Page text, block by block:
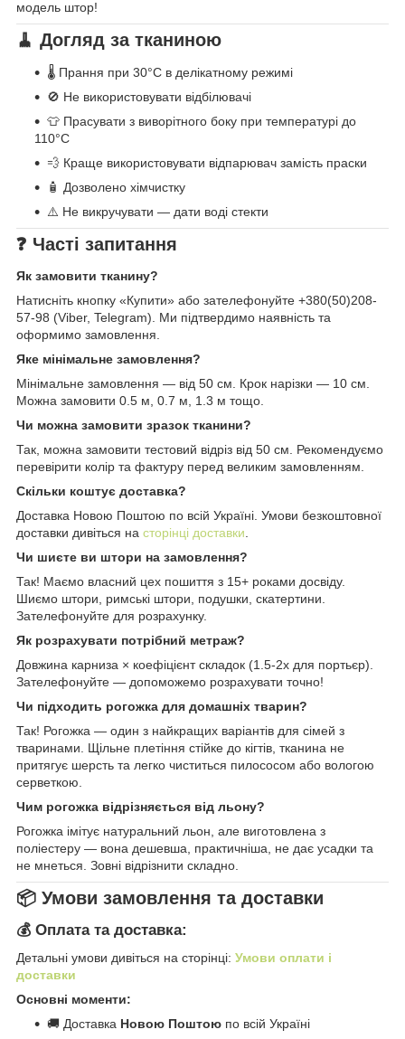
модель штор!
🧹 Догляд за тканиною
🌡️ Прання при 30°C в делікатному режимі
🚫 Не використовувати відбілювачі
👕 Прасувати з виворітного боку при температурі до
110°C
💨 Краще використовувати відпарювач замість праски
🧴 Дозволено хімчистку
⚠️ Не викручувати — дати воді стекти
❓ Часті запитання
Як замовити тканину?
Натисніть кнопку «Купити» або зателефонуйте +380(50)208-
57-98 (Viber, Telegram). Ми підтвердимо наявність та
оформимо замовлення.
Яке мінімальне замовлення?
Мінімальне замовлення — від 50 см. Крок нарізки — 10 см.
Можна замовити 0.5 м, 0.7 м, 1.3 м тощо.
Чи можна замовити зразок тканини?
Так, можна замовити тестовий відріз від 50 см. Рекомендуємо
перевірити колір та фактуру перед великим замовленням.
Скільки коштує доставка?
Доставка Новою Поштою по всій Україні. Умови безкоштовної
доставки дивіться на сторінці доставки.
Чи шиєте ви штори на замовлення?
Так! Маємо власний цех пошиття з 15+ роками досвіду.
Шиємо штори, римські штори, подушки, скатертини.
Зателефонуйте для розрахунку.
Як розрахувати потрібний метраж?
Довжина карниза × коефіцієнт складок (1.5-2x для портьєр).
Зателефонуйте — допоможемо розрахувати точно!
Чи підходить рогожка для домашніх тварин?
Так! Рогожка — один з найкращих варіантів для сімей з
тваринами. Щільне плетіння стійке до кігтів, тканина не
притягує шерсть та легко чиститься пилососом або вологою
серветкою.
Чим рогожка відрізняється від льону?
Рогожка імітує натуральний льон, але виготовлена з
поліестеру — вона дешевша, практичніша, не дає усадки та
не мнеться. Зовні відрізнити складно.
📦 Умови замовлення та доставки
💰 Оплата та доставка:
Детальні умови дивіться на сторінці: Умови оплати і
доставки
Основні моменти:
🚚 Доставка Новою Поштою по всій Україні